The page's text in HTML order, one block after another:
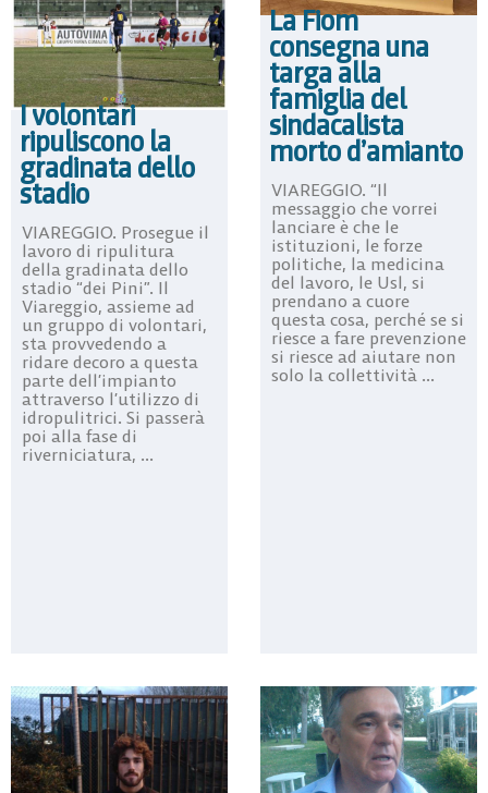
I volontari
ripuliscono la
gradinata dello
stadio
VIAREGGIO. Prosegue il
lavoro di ripulitura
della gradinata dello
stadio “dei Pini”. Il
Viareggio, assieme ad
un gruppo di volontari,
sta provvedendo a
ridare decoro a questa
parte dell’impianto
attraverso l’utilizzo di
idropulitrici. Si passerà
poi alla fase di
riverniciatura, ...
La Fiom
consegna una
targa alla
famiglia del
sindacalista
morto d’amianto
VIAREGGIO. “Il
messaggio che vorrei
lanciare è che le
istituzioni, le forze
politiche, la medicina
del lavoro, le Usl, si
prendano a cuore
questa cosa, perché se si
riesce a fare prevenzione
si riesce ad aiutare non
solo la collettività ...